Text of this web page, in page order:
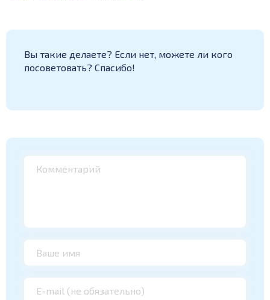
Вы такие делаете? Если нет, можете ли кого
посоветовать? Спасибо!